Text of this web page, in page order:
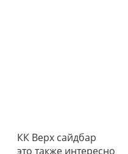
КК Верх сайдбар
это также интересно